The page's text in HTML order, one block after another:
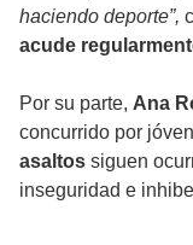
haciendo deporte”,
acude
Por su parte, Ana
concurrido por
asaltos siguen
inseguridad e